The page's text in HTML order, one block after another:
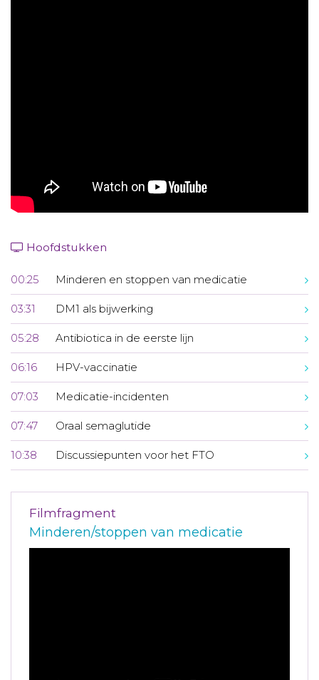
Hoofdstukken
00:25 Minderen en stoppen van medicatie
03:31 DM1 als bijwerking
05:28 Antibiotica in de eerste lijn
06:16 HPV-vaccinatie
07:03 Medicatie-incidenten
07:47 Oraal semaglutide
10:38 Discussiepunten voor het FTO
Filmfragment
Minderen/stoppen van medicatie